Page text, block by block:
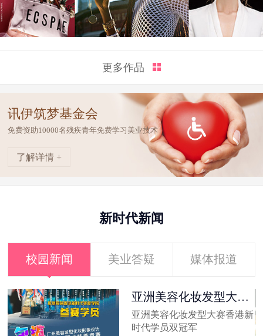
更多作品
讯伊筑梦基金会
免费资助10000名残疾青年免费学习美业技术
了解详情 +
新时代新闻
校园新闻 美业答疑 媒体报道
亚洲美容化妆发型大赛
香港新时代...
亚洲美容化妆发型大赛香港新
时代学员双冠军